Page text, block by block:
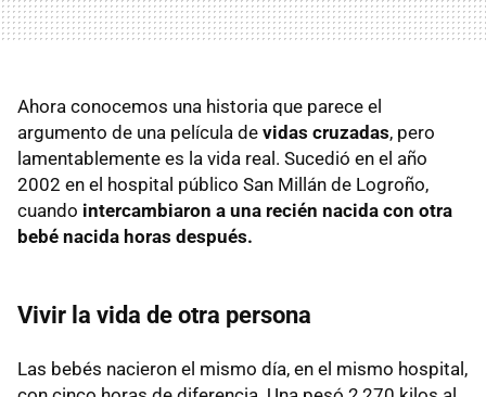
Ahora conocemos una historia que parece el
argumento de una película de vidas cruzadas, pero
lamentablemente es la vida real. Sucedió en el año
2002 en el hospital público San Millán de Logroño,
cuando intercambiaron a una recién nacida con otra
bebé nacida horas después.
Vivir la vida de otra persona
Las bebés nacieron el mismo día, en el mismo hospital,